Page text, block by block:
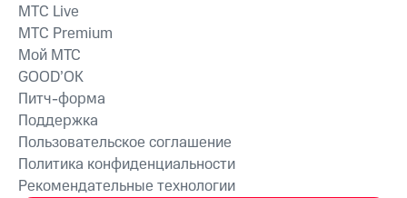
MTС Live
MTС Premium
Мой МТС
GOOD’OK
Питч-форма
Поддержка
Пользовательское соглашение
Политика конфиденциальности
Рекомендательные технологии